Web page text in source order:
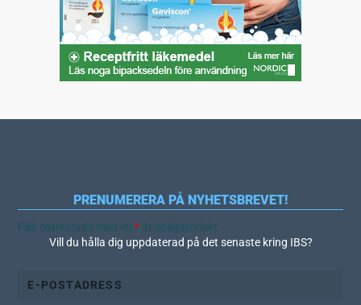
PRENUMERERA PÅ NYHETSBREVET!
Fält markerade med en* är obligatoriskt
Vill du hålla dig uppdaterad på det senaste kring IBS?